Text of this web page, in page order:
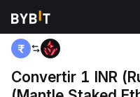
Inicio INR to METH
Convertir 1 INR